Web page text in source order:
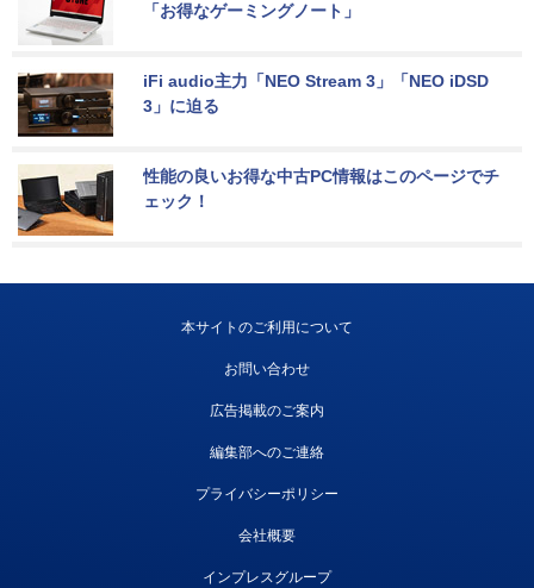
「お得なゲーミングノート」
iFi audio主力「NEO Stream 3」「NEO iDSD
3」に迫る
性能の良いお得な中古PC情報はこのページでチ
ェック！
本サイトのご利用について
お問い合わせ
広告掲載のご案内
編集部へのご連絡
プライバシーポリシー
会社概要
インプレスグループ